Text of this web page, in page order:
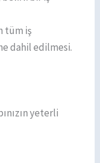
tüm iş
dahil edilmesi.
yeterli